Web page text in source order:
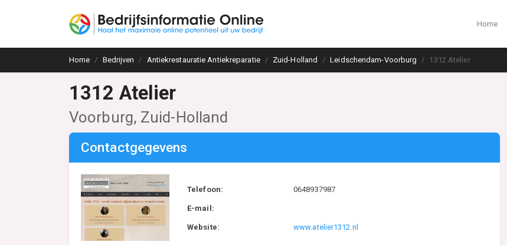
Home
Home Bedrijven Antiekrestauratie Antiekreparatie Zuid-Holland Leidschendam-Voorburg 1312 Atelier
1312 Atelier
Voorburg, Zuid-Holland
Contactgegevens
Telefoon: 0648937987
E-mail:
Website: www.atelier1312.nl